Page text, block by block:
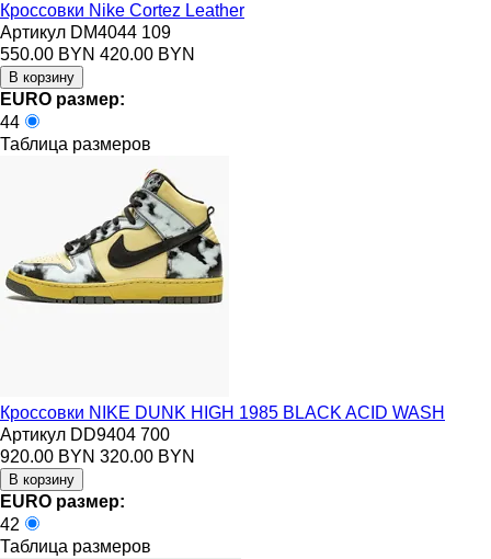
Кроссовки Nike Cortez Leather
Артикул DM4044 109
550.00 BYN 420.00 BYN
EURO размер:
44
Таблица размеров
Кроссовки NIKE DUNK HIGH 1985 BLACK ACID WASH
Артикул DD9404 700
920.00 BYN 320.00 BYN
EURO размер:
42
Таблица размеров